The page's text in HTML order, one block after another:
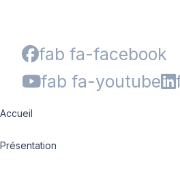
fab fa-facebook
fab fa-youtube
Accueil
Présentation